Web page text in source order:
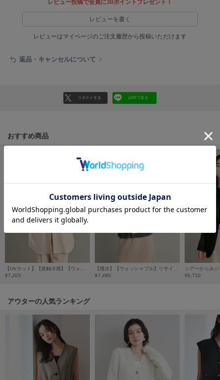
GELATO PIQUE CAT&DOG
ジェラート ピケ キャットアンドドッグ
HUNTER
HOKA ONEONE
ホカ オネオネ
KEEN
キーン
レビュー投稿で全員に30ポイントプレゼント！
レビューを書く
レビューはマイページのご注文履歴から投稿いただけます
返品・キャンセルについて
リポストする LINEで送る
おすすめ商品
¥7,205
¥7,480
シアーからみ
¥6,710
アウターの人気ランキング